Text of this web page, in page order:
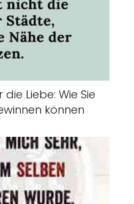
Liebe: Wie Sie
können